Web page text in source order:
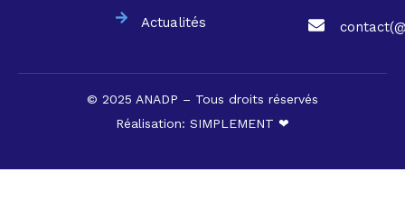
Actualités
© 2025 ANADP – Tous droits réservés
Réalisation: SIMPLEMENT ❤